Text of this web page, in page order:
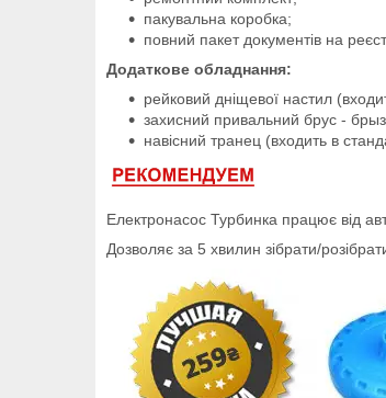
пакувальна коробка;
повний пакет документів на
Додаткове обладнання:
рейковий дніщевої настил
захисний привальний брус -
навісний транец (входить в
Електронасос Турбинка працює від
Дозволяє за 5 хвилин зібрати/